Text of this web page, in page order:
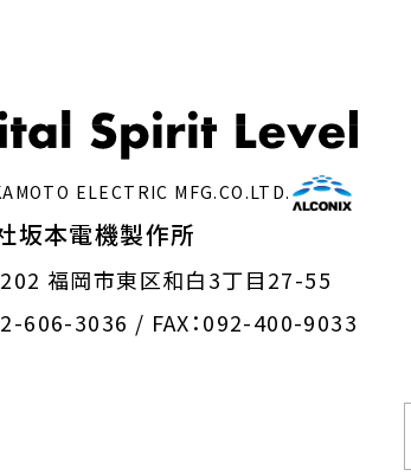
ELECTRIC MFG.CO.LTD.
坂本電機製作所
福岡市東区和白3丁目27-55
606-3036 / FAX：092-400-9033